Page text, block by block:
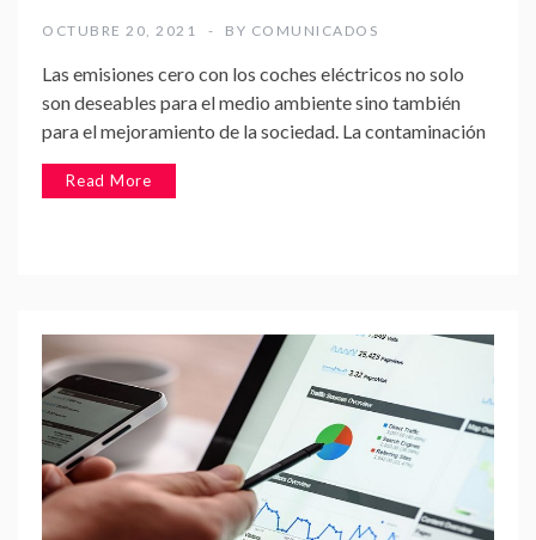
OCTUBRE 20, 2021 BY COMUNICADOS
Las emisiones cero con los coches eléctricos no solo
son deseables para el medio ambiente sino también
para el mejoramiento de la sociedad. La contaminación
Read More